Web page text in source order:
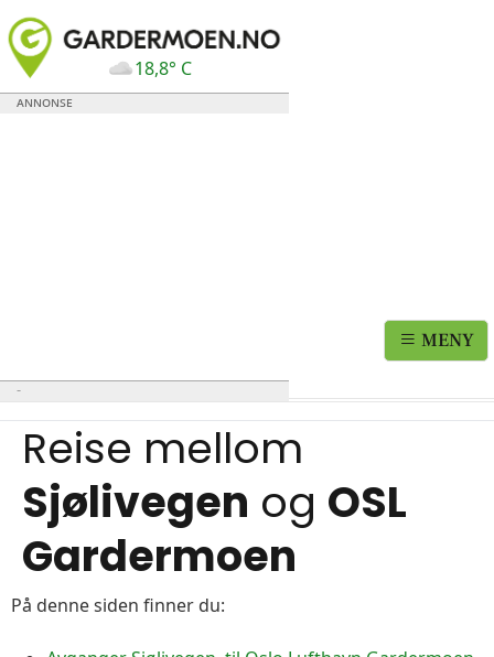
18,8° C
MENY
Reise mellom
Sjølivegen og OSL
Gardermoen
På denne siden finner du: